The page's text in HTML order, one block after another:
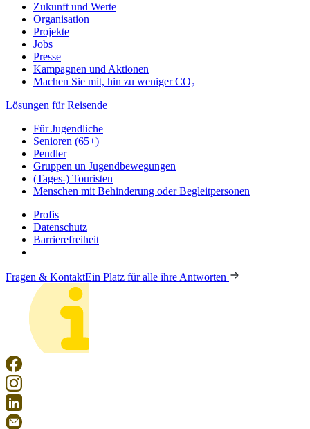
Zukunft und Werte
Organisation
Projekte
Jobs
Presse
Kampagnen und Aktionen
Machen Sie mit, hin zu weniger CO₂
Lösungen für Reisende
Für Jugendliche
Senioren (65+)
Pendler
Gruppen un Jugendbewegungen
(Tages-) Touristen
Menschen mit Behinderung oder Begleitpersonen
Profis
Datenschutz
Barrierefreiheit
Fragen & KontaktEin Platz für alle ihre Antworten